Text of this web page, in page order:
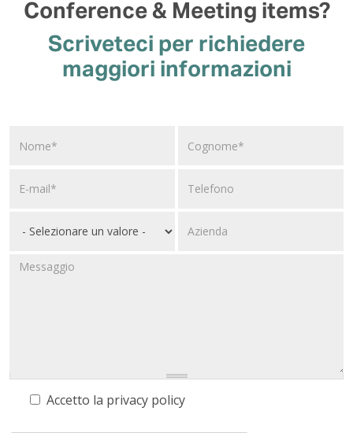
Conference & Meeting items?
Scriveteci per richiedere
maggiori informazioni
Accetto la privacy policy